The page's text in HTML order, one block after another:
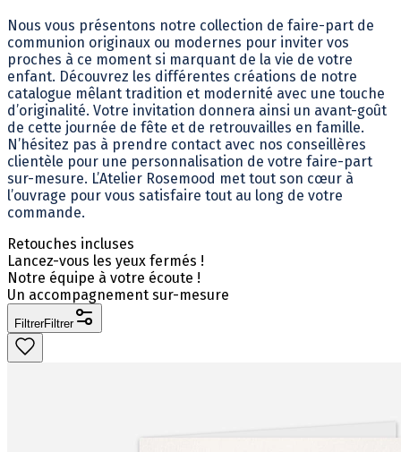
Nous vous présentons notre collection de faire-part de
communion originaux ou modernes pour inviter vos
proches à ce moment si marquant de la vie de votre
enfant. Découvrez les différentes créations de notre
catalogue mêlant tradition et modernité avec une touche
d’originalité. Votre invitation donnera ainsi un avant-goût
de cette journée de fête et de retrouvailles en famille.
N’hésitez pas à prendre contact avec nos conseillères
clientèle pour une personnalisation de votre faire-part
sur-mesure. L’Atelier Rosemood met tout son cœur à
l’ouvrage pour vous satisfaire tout au long de votre
commande.
Retouches incluses
Lancez-vous les yeux fermés !
Notre équipe à votre écoute !
Un accompagnement sur-mesure
FiltrerFiltrer